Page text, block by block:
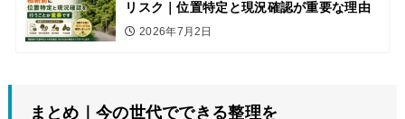
リスク｜位置特定と現況確認が重要な理由
2026年7月2日
まとめ｜今の世代でできる整理を